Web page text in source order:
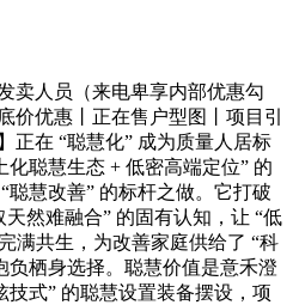
人员（来电卑享内部优惠勾
价优惠丨正在售户型图丨项目引
正在 “聪慧化” 成为质量人居标
聪慧生态 + 低密高端定位” 的
聪慧改善” 的标杆之做。它打破
天然难融合” 的固有认知，让 “低
满共生，为改善家庭供给了 “科
负栖身选择。聪慧价值是意禾澄
技式” 的聪慧设置装备摆设，项